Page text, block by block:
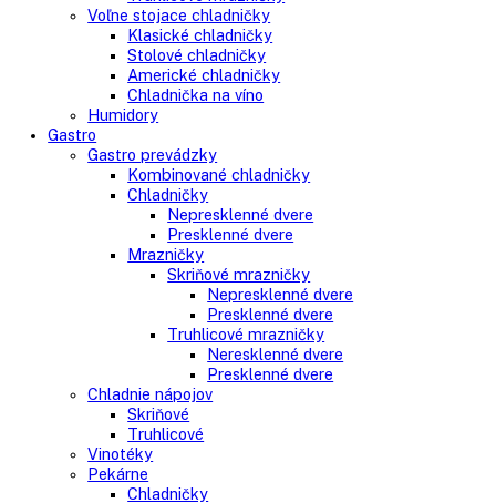
mraziak hore
Mrazničky
Stolové mrazničky
Skriňové mrazničky
Truhlicové mrazničky
Klasické chladničky
Stolové chladničky
Americké chladničky
Chladnička na víno
Humidory
Gastro prevádzky
Kombinované chladničky
Chladničky
Nepresklenné dvere
Presklenné dvere
Mrazničky
Skriňové mrazničky
Truhlicové mrazničky